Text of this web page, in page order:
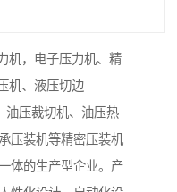
机，电子压力机、精
机、液压切边
油压裁切机、油压热
压装机等精密压装机
体的生产型企业。产